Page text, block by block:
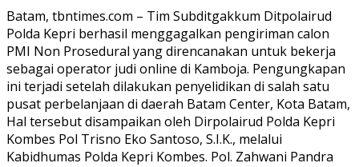
Batam, tbntimes.com – Tim Subditgakkum Ditpolairud
Polda Kepri berhasil menggagalkan pengiriman calon
PMI Non Prosedural yang direncanakan untuk bekerja
sebagai operator judi online di Kamboja. Pengungkapan
ini terjadi setelah dilakukan penyelidikan di salah satu
pusat perbelanjaan di daerah Batam Center, Kota Batam,
Hal tersebut disampaikan oleh Dirpolairud Polda Kepri
Kombes Pol Trisno Eko Santoso, S.I.K., melalui
Kabidhumas Polda Kepri Kombes. Pol. Zahwani Pandra